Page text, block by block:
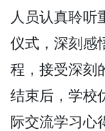
人员认真聆听
仪式，深刻感
程，接受深刻
结束后，学校
际交流学习心